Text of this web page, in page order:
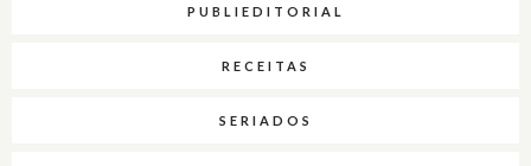
PUBLIEDITORIAL
RECEITAS
SERIADOS